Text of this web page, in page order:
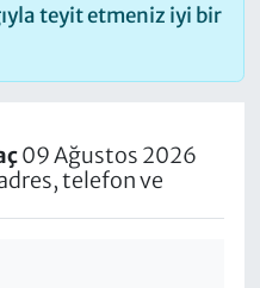
teyit etmeniz iyi bir
09 Ağustos 2026
telefon ve